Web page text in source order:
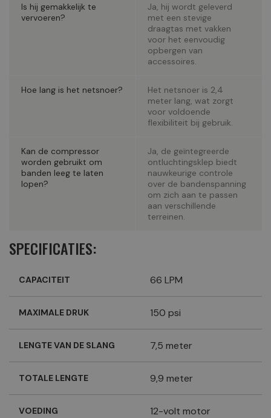
Is hij gemakkelijk te
vervoeren?
Ja, hij wordt geleverd
met een stevige
draagtas met vakken
voor het eenvoudig
opbergen van
accessoires.
Hoe lang is het netsnoer?
Het netsnoer is 2,4
meter lang, wat zorgt
voor voldoende
flexibiliteit bij gebruik.
Kan de compressor
worden gebruikt om
banden leeg te laten
lopen?
Ja, de geïntegreerde
ontluchtingsklep biedt
nauwkeurige controle
over de bandenspanning
om zich aan te passen
aan verschillende
terreinen.
SPECIFICATIES:
CAPACITEIT 66 LPM
MAXIMALE DRUK 150 psi
LENGTE VAN DE SLANG 7,5 meter
TOTALE LENGTE 9,9 meter
VOEDING 12-volt motor